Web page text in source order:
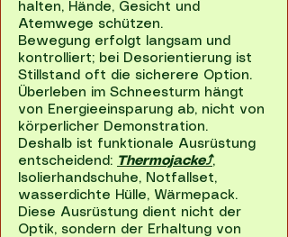
halten, Hände, Gesicht und
Atemwege schützen.
Bewegung erfolgt langsam und
kontrolliert; bei Desorientierung ist
Stillstand oft die sicherere Option.
Überleben im Schneesturm hängt
von Energieeinsparung ab, nicht von
körperlicher Demonstration.
Deshalb ist funktionale Ausrüstung
entscheidend: Thermojacke⤴,
Isolierhandschuhe, Notfallset,
wasserdichte Hülle, Wärmepack.
Diese Ausrüstung dient nicht der
Optik, sondern der Erhaltung von